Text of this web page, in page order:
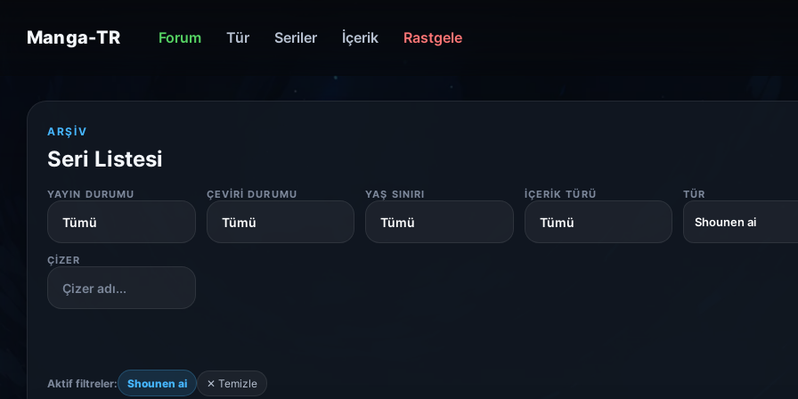
Manga-TR Forum Tür Seriler İçerik Rastgele
ARŞIV
Seri Listesi
YAYIN DURUMU ÇEVIRI DURUMU YAŞ SINIRI İÇERIK TÜRÜ TÜR
Shounen ai
ÇIZER
Aktif filtreler: Shounen ai ✕ Temizle